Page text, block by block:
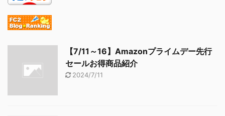
【7/11～16】Amazonプライムデー先行
セールお得商品紹介
2024/7/11